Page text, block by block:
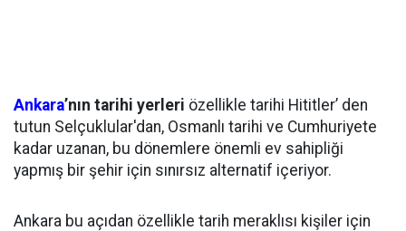
Ankara’nın tarihi yerleri özellikle tarihi Hititler’ den
tutun Selçuklular'dan, Osmanlı tarihi ve Cumhuriyete
kadar uzanan, bu dönemlere önemli ev sahipliği
yapmış bir şehir için sınırsız alternatif içeriyor.
Ankara bu açıdan özellikle tarih meraklısı kişiler için